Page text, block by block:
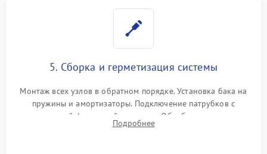
5. Сборка и герметизация системы
Монтаж всех узлов в обратном порядке. Установка бака на
пружины и амортизаторы. Подключение патрубков с
надежной фиксацией хомутами. Обработка стыков
герметиком для предотвращения возможных протечек воды.
Подробнее